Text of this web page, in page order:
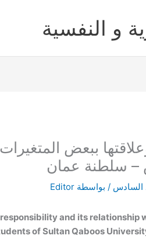
و النفسية
ببعض
– سلطنة عمان
السادس / بواسطة Editor
and its relationship
of Sultan Qaboos